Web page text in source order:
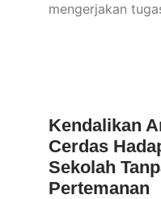
mengerjakan
Kendalikan
Cerdas
Sekolah
Pertemanan